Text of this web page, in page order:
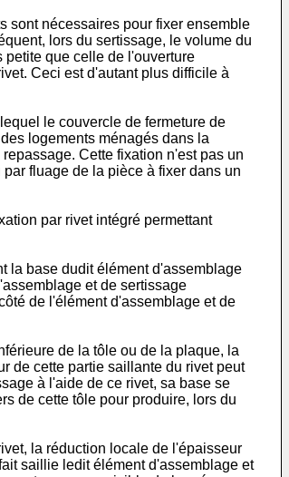
sont nécessaires pour fixer ensemble
lors du sertissage, le volume du
petite que celle de l'ouverture
Ceci est d'autant plus difficile à
le couvercle de fermeture de
logements ménagés dans la
Cette fixation n'est pas un
fluage de la pièce à fixer dans un
par rivet intégré permettant
la base dudit élément d'assemblage
et de sertissage
de l'élément d'assemblage et de
de la tôle ou de la plaque, la
de cette partie saillante du rivet peut
à l'aide de ce rivet, sa base se
de cette tôle pour produire, lors du
la réduction locale de l'épaisseur
saillie ledit élément d'assemblage et